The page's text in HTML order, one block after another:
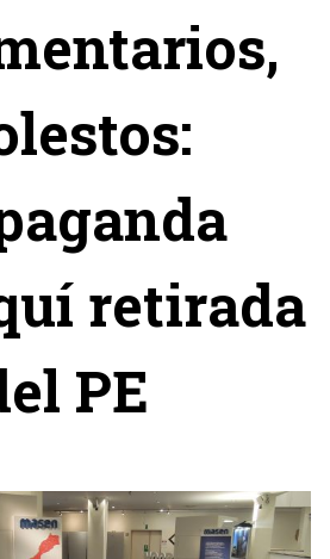
retirada
PE